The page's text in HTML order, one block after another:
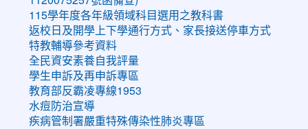
115學年度各年級領域科目選用之教科書
返校日及開學上下學通行方式、家長接送停車方式
特教輔導參考資料
全民資安素養自我評量
學生申訴及再申訴專區
教育部反霸凌專線1953
水痘防治宣導
疾病管制署嚴重特殊傳染性肺炎專區